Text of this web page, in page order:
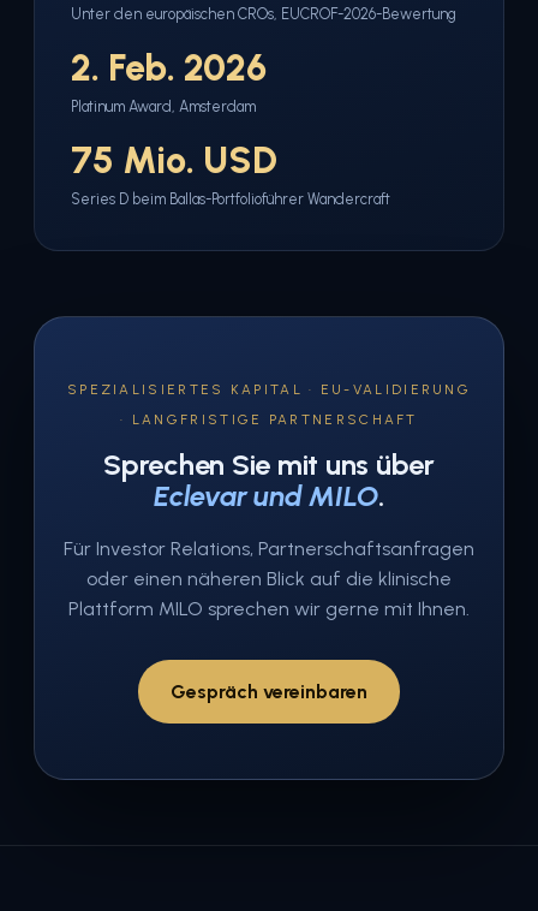
Unter den europäischen CROs, EUCROF-2026-Bewertung
2. Feb. 2026
Platinum Award, Amsterdam
75 Mio. USD
Series D beim Ballas-Portfolioführer Wandercraft
SPEZIALISIERTES KAPITAL · EU-VALIDIERUNG
· LANGFRISTIGE PARTNERSCHAFT
Sprechen Sie mit uns über
Eclevar und MILO.
Für Investor Relations, Partnerschaftsanfragen
oder einen näheren Blick auf die klinische
Plattform MILO sprechen wir gerne mit Ihnen.
Gespräch vereinbaren